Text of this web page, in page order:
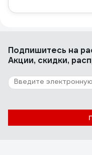
Подпишитесь на
Акции, скидки,